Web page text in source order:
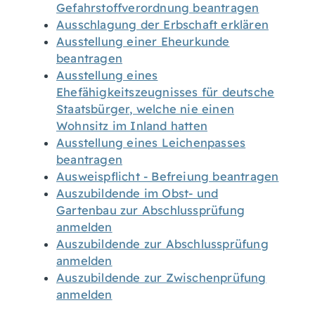
Gefahrstoffverordnung beantragen
Ausschlagung der Erbschaft erklären
Ausstellung einer Eheurkunde
beantragen
Ausstellung eines
Ehefähigkeitszeugnisses für deutsche
Staatsbürger, welche nie einen
Wohnsitz im Inland hatten
Ausstellung eines Leichenpasses
beantragen
Ausweispflicht - Befreiung beantragen
Auszubildende im Obst- und
Gartenbau zur Abschlussprüfung
anmelden
Auszubildende zur Abschlussprüfung
anmelden
Auszubildende zur Zwischenprüfung
anmelden